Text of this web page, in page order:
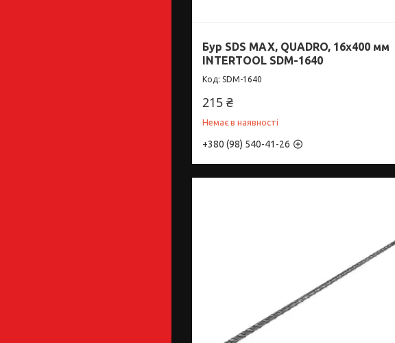
Бур SDS MAX, QUADRO, 16x400 мм
INTERTOOL SDM-1640
SDM-1640
215 ₴
Немає в наявності
+380 (98) 540-41-26